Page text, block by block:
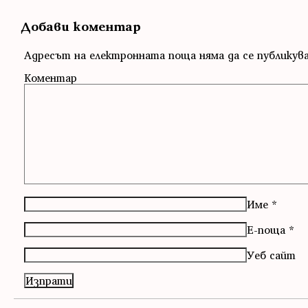
Добави коментар
Адресът на електронната поща няма да се
Коментар
Име *
Е-поща *
Уеб сайт